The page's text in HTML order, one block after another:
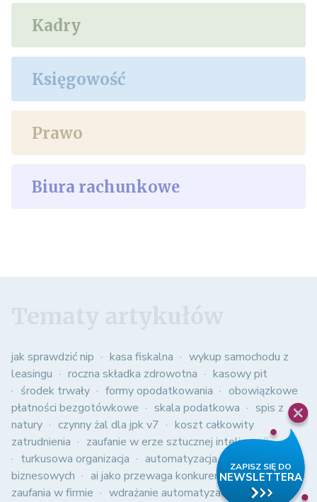
Kadry
Księgowość
Prawo
Biura rachunkowe
jak sprawdzić nip kasa fiskalna
wykup samochodu z
leasingu
roczna składka zdrowotna
kasowy pit
środek trwały
formy opodatkowania
obowiązkowe
płatności bezgotówkowe
skala podatkowa
spis z
natury
czynny żal dla jpk v7
koszt całkowity
zatrudnienia
zaufanie w erze sztucznej inteligencji
turkusowa organizacja
automatyzacja procesów
biznesowych
ai jako przewaga konkurencyjna
kultura
zaufania w firmie
wdrażanie automatyzacji w firmie